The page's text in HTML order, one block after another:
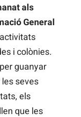
als
General
i colònies.
guanyar
seves
els
que les